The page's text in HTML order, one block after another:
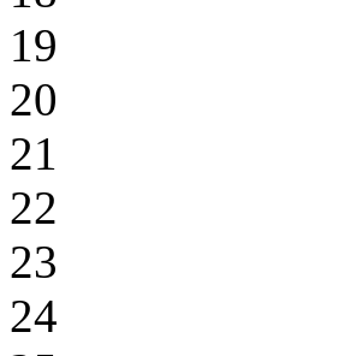
19
20
21
22
23
24